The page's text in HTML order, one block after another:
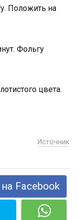
Положить на
Фольгу
цвета.
Источник
Facebook